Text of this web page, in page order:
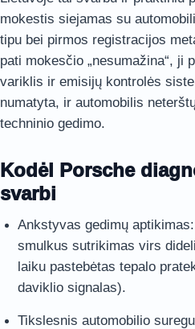
mokestis siejamas su
tipu bei pirmos registracijos
pati mokesčio „nesumažina“, ji
variklis ir emisijų kontrolės
numatyta, ir automobilis
techninio gedimo.
Kodėl Porsche
svarbi
Ankstyvas gedimų
smulkus sutrikimas virs
laiku pastebėtas tepalo
daviklio signalas).
Tikslesnis automobilio